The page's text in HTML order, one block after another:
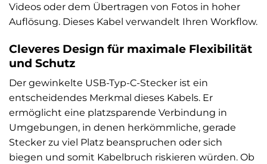
Videos oder dem Übertragen von Fotos in hoher
Auflösung. Dieses Kabel verwandelt Ihren Workflow.
Cleveres Design für maximale Flexibilität
und Schutz
Der gewinkelte USB-Typ-C-Stecker ist ein
entscheidendes Merkmal dieses Kabels. Er
ermöglicht eine platzsparende Verbindung in
Umgebungen, in denen herkömmliche, gerade
Stecker zu viel Platz beanspruchen oder sich
biegen und somit Kabelbruch riskieren würden. Ob